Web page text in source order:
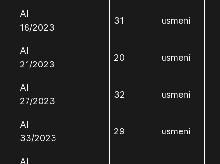
AI
18/2023
31 usmeni
AI
21/2023
20 usmeni
AI
27/2023
32 usmeni
AI
33/2023
29 usmeni
AI